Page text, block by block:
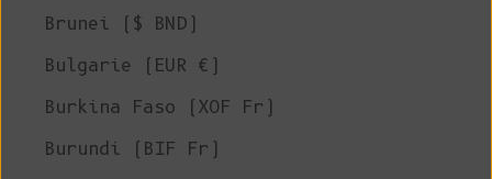
Brunei ($ BND)
Bulgarie (EUR €)
Burkina Faso (XOF Fr)
Burundi (BIF Fr)